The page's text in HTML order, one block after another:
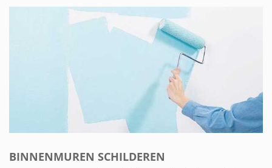
BINNENMUREN SCHILDEREN